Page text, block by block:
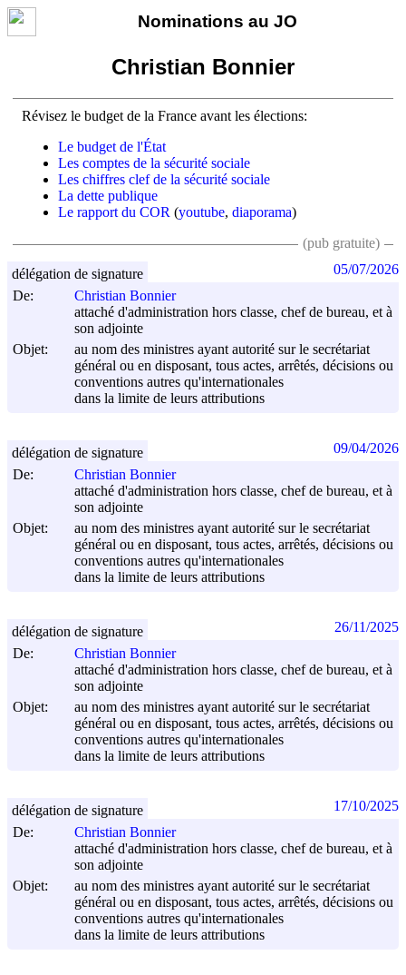
Nominations au JO
Christian Bonnier
Révisez le budget de la France avant les élections:
Le budget de l'État
Les comptes de la sécurité sociale
Les chiffres clef de la sécurité sociale
La dette publique
Le rapport du COR (youtube, diaporama)
(pub gratuite)
De:
Christian Bonnier
attaché d'administration hors classe, chef de bureau, et à
son adjointe
Objet:
au nom des ministres ayant autorité sur le secrétariat
général ou en disposant, tous actes, arrêtés, décisions ou
conventions autres qu'internationales
dans la limite de leurs attributions
délégation de signature 05/07/2026
De:
Christian Bonnier
attaché d'administration hors classe, chef de bureau, et à
son adjointe
Objet:
au nom des ministres ayant autorité sur le secrétariat
général ou en disposant, tous actes, arrêtés, décisions ou
conventions autres qu'internationales
dans la limite de leurs attributions
délégation de signature 09/04/2026
De:
Christian Bonnier
attaché d'administration hors classe, chef de bureau, et à
son adjointe
Objet:
au nom des ministres ayant autorité sur le secrétariat
général ou en disposant, tous actes, arrêtés, décisions ou
conventions autres qu'internationales
dans la limite de leurs attributions
délégation de signature 26/11/2025
De:
Christian Bonnier
attaché d'administration hors classe, chef de bureau, et à
son adjointe
Objet:
au nom des ministres ayant autorité sur le secrétariat
général ou en disposant, tous actes, arrêtés, décisions ou
conventions autres qu'internationales
dans la limite de leurs attributions
délégation de signature 17/10/2025